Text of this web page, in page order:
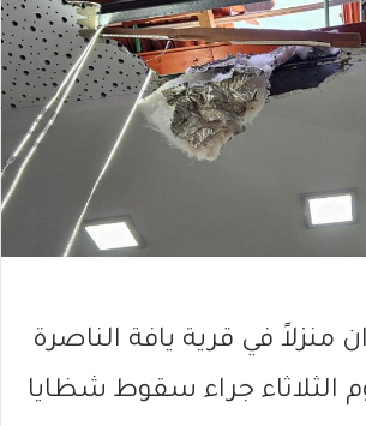
منزلاً في قرية يافة الناصرة
الثلاثاء جراء سقوط شظايا